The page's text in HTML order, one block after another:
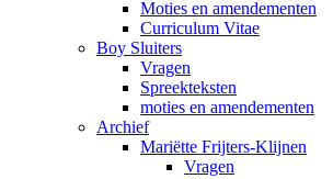
Moties en amendementen
Curriculum Vitae
Boy Sluiters
Vragen
Spreekteksten
moties en amendementen
Archief
Mariëtte Frijters-Klijnen
Vragen